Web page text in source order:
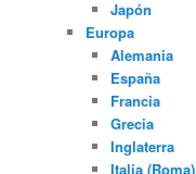
Japón
Europa
Alemania
España
Francia
Grecia
Inglaterra
Italia (Roma)